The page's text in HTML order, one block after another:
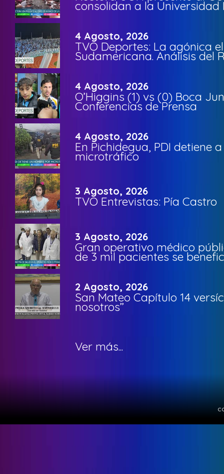
consolidan a la Universidad
4 Agosto, 2026
TVO Deportes: La agónica
Sudamericana. Análisis del
4 Agosto, 2026
O’Higgins (1) vs (0) Boca
Conferencias de Prensa
4 Agosto, 2026
En Pichidegua, PDI detiene
microtráfico
3 Agosto, 2026
TVO Entrevistas: Pía Castro
3 Agosto, 2026
Gran operativo médico
de 3 mil pacientes se
2 Agosto, 2026
San Mateo Capítulo 14
nosotros”
Ver más...